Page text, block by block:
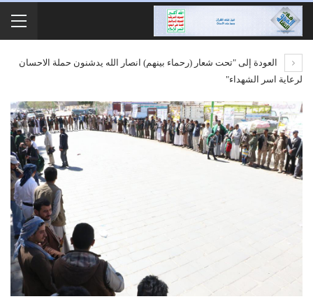
العودة إلى "تحت شعار (رحماء بينهم) انصار الله يدشنون حملة الاحسان
لرعاية اسر الشهداء"